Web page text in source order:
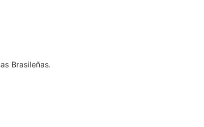
Brasileñas.